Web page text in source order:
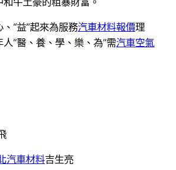
“益”起來為服務汽車材料報價理
“醫、養、學、樂、為”需汽車空氣
汽車材料吉生亮